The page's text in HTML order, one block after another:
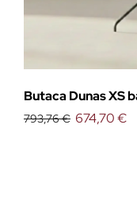
Butaca Dunas XS
793,76 € 674,70 €